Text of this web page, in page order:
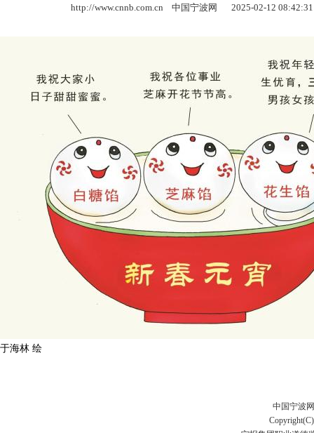
http://www.cnnb.com.cn 中国宁波网 2025-02-12 08:42:31
于海林 绘